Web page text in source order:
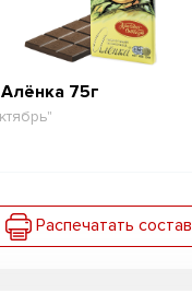
75г
Распечатать состав